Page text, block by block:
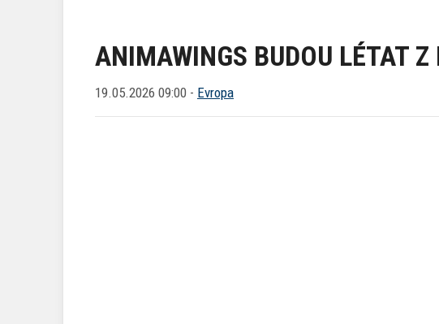
ANIMAWINGS BUDOU LÉTAT Z
19.05.2026 09:00 - Evropa